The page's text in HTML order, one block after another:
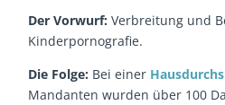
Der Vorwurf: Verbreitung und
Kinderpornografie.
Die Folge: Bei einer
Mandanten wurden über 100